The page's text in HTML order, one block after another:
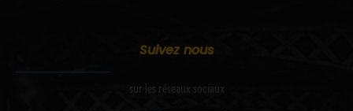
Suivez nous
sur les réseaux sociaux